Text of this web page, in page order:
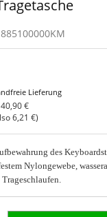
Lieferung
40,90 €
6,21 €)
des
Nylongewebe,